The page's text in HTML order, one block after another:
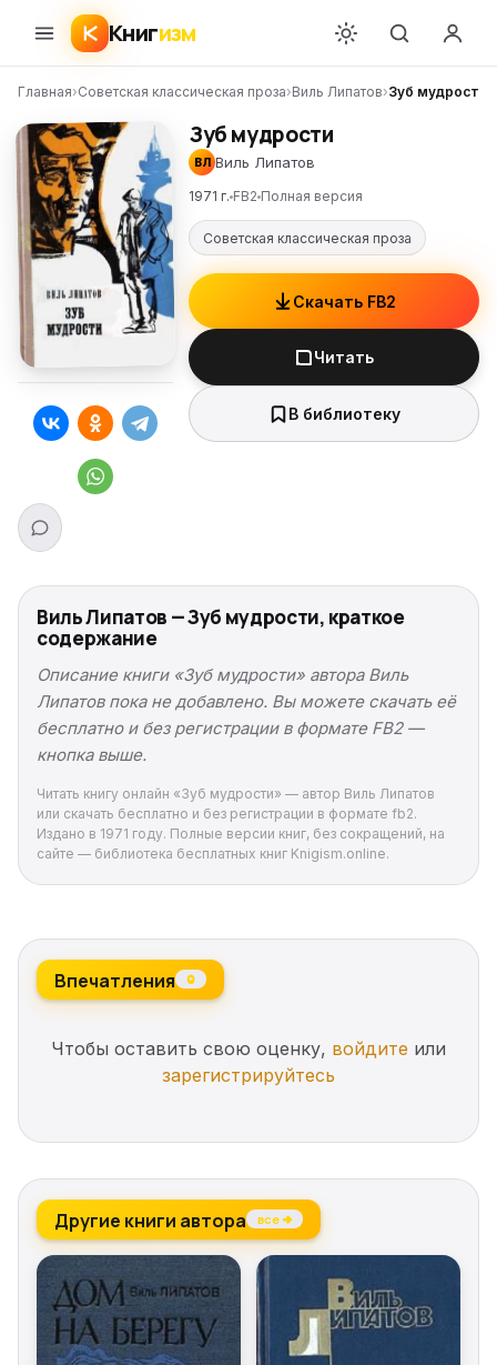
Книгизм
Главная›Советская классическая проза›Виль Липатов›Зуб мудрости
Зуб мудрости
ВЛ Виль Липатов
1971 г. FB2 Полная версия
Советская классическая проза
Скачать FB2
Читать
В библиотеку
Виль Липатов — Зуб мудрости, краткое
содержание
Описание книги «Зуб мудрости» автора Виль
Липатов пока не добавлено. Вы можете скачать её
бесплатно и без регистрации в формате FB2 —
кнопка выше.
Читать книгу онлайн «Зуб мудрости» — автор Виль Липатов
или скачать бесплатно и без регистрации в формате fb2.
Издано в 1971 году. Полные версии книг, без сокращений, на
сайте — библиотека бесплатных книг Knigism.online.
Впечатления 0
Чтобы оставить свою оценку, войдите или
зарегистрируйтесь
Другие книги автора все →